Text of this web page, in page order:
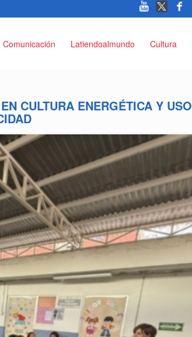
Comunicación Latiendoalmundo Cultura
CULTURA ENERGÉTICA Y USO